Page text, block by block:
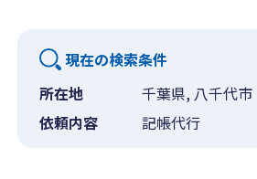
現在の検索条件
所在地
千葉県, 八千代市
依頼内容
記帳代行